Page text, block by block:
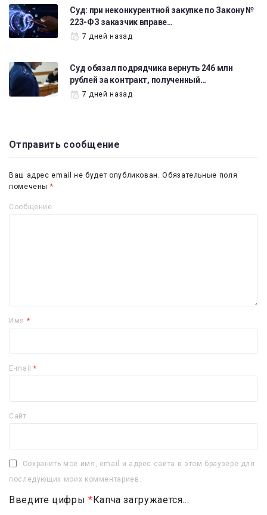
Суд: при неконкурентной закупке по Закону №
223-ФЗ заказчик вправе…
7 дней назад
Суд обязал подрядчика вернуть 246 млн
рублей за контракт, полученный…
7 дней назад
Отправить сообщение
Ваш адрес email не будет опубликован. Обязательные поля
помечены *
Сообщение
Имя *
E-mail*
Сайт
Сохранить моё имя, email и адрес сайта в этом браузере для
последующих моих комментариев.
Введите цифры *Капча загружается...